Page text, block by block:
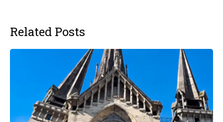
Related Posts